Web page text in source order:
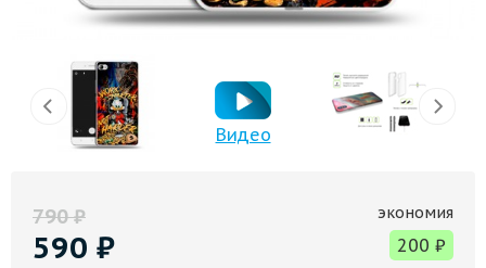
Видео
790₽
590 ₽
экономия
200 ₽